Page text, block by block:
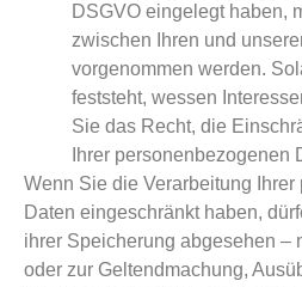
DSGVO eingelegt haben,
zwischen Ihren und
vorgenommen werden.
feststeht, wessen
Sie das Recht, die
Ihrer personenbezogenen
Wenn Sie die Verarbeitung
Daten eingeschränkt haben,
ihrer Speicherung abgesehen –
oder zur Geltendmachung,